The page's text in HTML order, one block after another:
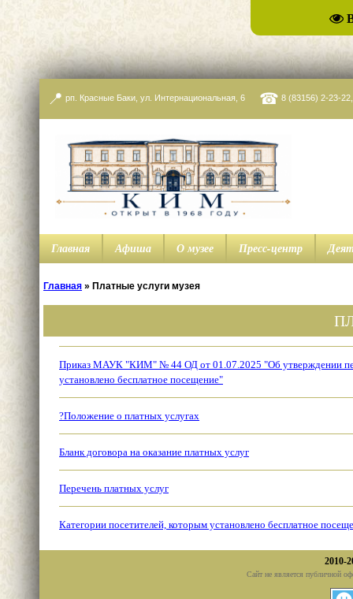
📍 рп. Красные Баки, ул. Интернациональная, 6 ☎ 8 (83156) 2-23-
Главная Афиша О музее Пресс-центр
Главная » Платные услуги музея
Приказ МАУК "КИМ" № 44 ОД от 01.07.2025 "Об утверждении
установлено бесплатное посещение"
?Положение о платных услугах
Бланк договора на оказание платных услуг
Перечень платных услуг
Категории посетителей, которым установлено бесплатное
2010-
Сайт не является публичной